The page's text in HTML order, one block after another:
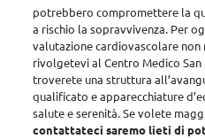
potrebbero compromettere la
a rischio la sopravvivenza. Per
valutazione cardiovascolare
rivolgetevi al Centro Medico
troverete una struttura
qualificato e apparecchiature
salute e serenità. Se volete
contattateci saremo lieti di